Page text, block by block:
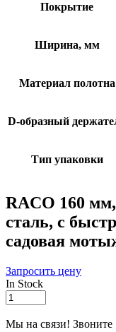
Покрытие
Ширина, мм
Материал полотна
D-образный
Тип упаковки
RACO 160
сталь, с
садовая
Запросить цену
In Stock
RACO
160
мм,
Мы на связи! Звоните